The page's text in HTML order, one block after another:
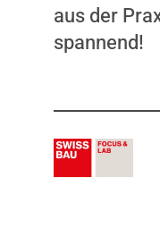
aus der
spannend!